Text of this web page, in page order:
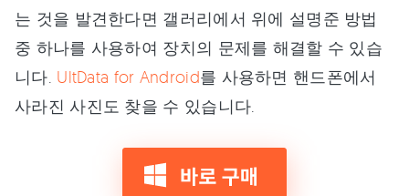
는 것을 발견한다면 갤러리에서 위에 설명준 방법
중 하나를 사용하여 장치의 문제를 해결할 수 있습
니다. UltData for Android를 사용하면 핸드폰에서
사라진 사진도 찾을 수 있습니다.